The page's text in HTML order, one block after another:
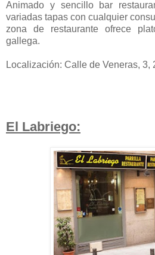
Animado y sencillo bar
variadas tapas con cualquier
zona de restaurante ofrece
gallega.
Localización: Calle de Veneras, 3,
El Labriego: